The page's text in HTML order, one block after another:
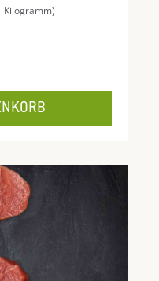
die Zubereitung
steht es
Auch
dieser Cut
Kilogramm)